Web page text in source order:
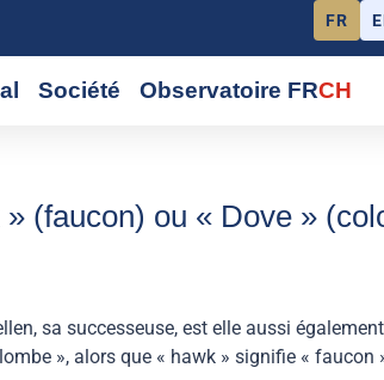
FR
Société Observatoire FRCH
(faucon) ou « Dove »
sa successeuse, est elle aussi
», alors que « hawk » signifie « faucon